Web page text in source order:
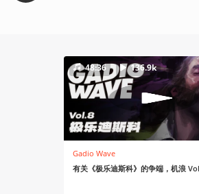
48:36 136.9k
Gadio Wave
有关《极乐迪斯科》的争端，机浪